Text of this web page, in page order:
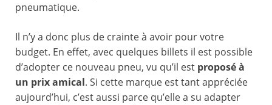
pneumatique.
Il n’y a donc plus de crainte à avoir pour votre
budget. En effet, avec quelques billets il est possible
d’adopter ce nouveau pneu, vu qu’il est proposé à
un prix amical. Si cette marque est tant appréciée
aujourd’hui, c’est aussi parce qu’elle a su adapter